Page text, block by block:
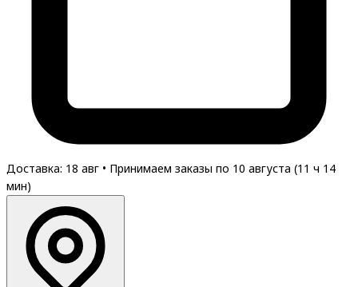
Доставка: 18 авг • Принимаем заказы по 10 августа (11 ч 14
мин)